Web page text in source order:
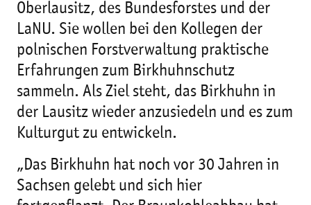
Oberlausitz, des Bundesforstes und der
LaNU. Sie wollen bei den Kollegen der
polnischen Forstverwaltung praktische
Erfahrungen zum Birkhuhnschutz
sammeln. Als Ziel steht, das Birkhuhn in
der Lausitz wieder anzusiedeln und es zum
Kulturgut zu entwickeln.
„Das Birkhuhn hat noch vor 30 Jahren in
Sachsen gelebt und sich hier